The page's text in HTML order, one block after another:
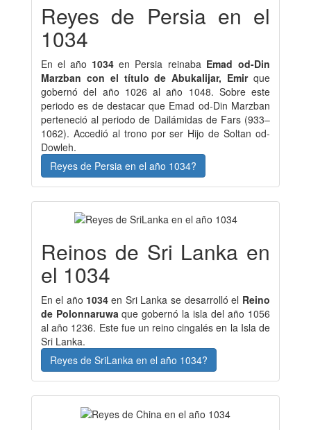
Reyes de Persia en el
1034
En el año 1034 en Persia reinaba Emad od-Din
Marzban con el título de Abukalijar, Emir que
gobernó del año 1026 al año 1048. Sobre este
periodo es de destacar que Emad od-Din Marzban
perteneció al periodo de Dailámidas de Fars (933–
1062). Accedió al trono por ser Hijo de Soltan od-
Dowleh.
Reyes de Persia en el año 1034?
Reinos de Sri Lanka en
el 1034
En el año 1034 en Sri Lanka se desarrolló el Reino
de Polonnaruwa que gobernó la isla del año 1056
al año 1236. Este fue un reino cingalés en la Isla de
Sri Lanka.
Reyes de SriLanka en el año 1034?